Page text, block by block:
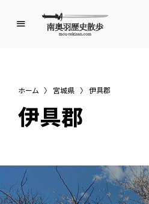
歴
史
散
歩
ホーム 〉 宮城県 〉 伊具郡
伊具郡